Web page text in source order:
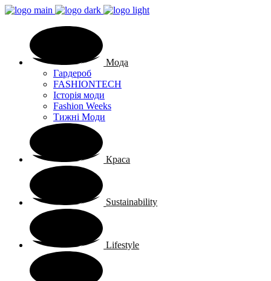
Мода
Гардероб
FASHIONTECH
Історія моди
Fashion Weeks
Тижні Моди
Краса
Sustainability
Lifestyle